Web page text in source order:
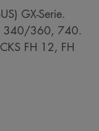
GX-Serie.
340/360, 740.
FH 12, FH